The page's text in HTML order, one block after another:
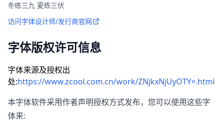
冬练三九 夏练三伏
访问字体设计师/发行商官网
字体版权许可信息
字体来源及授权出
处:https://www.zcool.com.cn/work/ZNjkxNjUyOTY=.html
本字体软件采用作者声明授权方式发布，您可以使用这些字
体来: